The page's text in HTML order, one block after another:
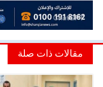
مقالات ذات صلة